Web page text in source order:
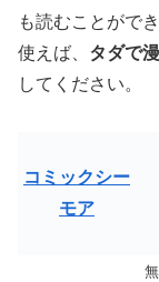
も読むことがで
使えば、 タダで
してください。
コミックシー
モア